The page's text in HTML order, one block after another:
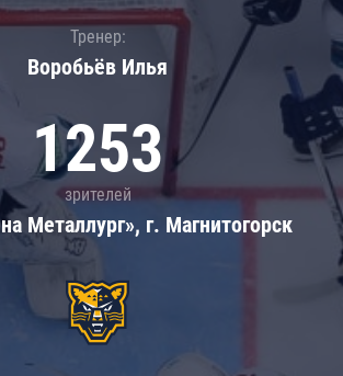
Тренер:
Воробьёв Илья
1253
зрителей
Металлург», г. Магнитогорск